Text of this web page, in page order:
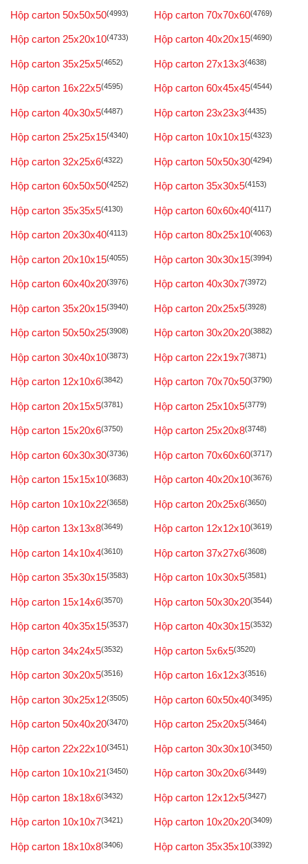
Hộp carton 50x50x50(4993) Hộp carton 70x70x60(4769)
Hộp carton 25x20x10(4733) Hộp carton 40x20x15(4690)
Hộp carton 35x25x5(4652) Hộp carton 27x13x3(4638)
Hộp carton 16x22x5(4595) Hộp carton 60x45x45(4544)
Hộp carton 40x30x5(4487) Hộp carton 23x23x3(4435)
Hộp carton 25x25x15(4340) Hộp carton 10x10x15(4323)
Hộp carton 32x25x6(4322) Hộp carton 50x50x30(4294)
Hộp carton 60x50x50(4252) Hộp carton 35x30x5(4153)
Hộp carton 35x35x5(4130) Hộp carton 60x60x40(4117)
Hộp carton 20x30x40(4113) Hộp carton 80x25x10(4063)
Hộp carton 20x10x15(4055) Hộp carton 30x30x15(3994)
Hộp carton 60x40x20(3976) Hộp carton 40x30x7(3972)
Hộp carton 35x20x15(3940) Hộp carton 20x25x5(3928)
Hộp carton 50x50x25(3908) Hộp carton 30x20x20(3882)
Hộp carton 30x40x10(3873) Hộp carton 22x19x7(3871)
Hộp carton 12x10x6(3842) Hộp carton 70x70x50(3790)
Hộp carton 20x15x5(3781) Hộp carton 25x10x5(3779)
Hộp carton 15x20x6(3750) Hộp carton 25x20x8(3748)
Hộp carton 60x30x30(3736) Hộp carton 70x60x60(3717)
Hộp carton 15x15x10(3683) Hộp carton 40x20x10(3676)
Hộp carton 10x10x22(3658) Hộp carton 20x25x6(3650)
Hộp carton 13x13x8(3649) Hộp carton 12x12x10(3619)
Hộp carton 14x10x4(3610) Hộp carton 37x27x6(3608)
Hộp carton 35x30x15(3583) Hộp carton 10x30x5(3581)
Hộp carton 15x14x6(3570) Hộp carton 50x30x20(3544)
Hộp carton 40x35x15(3537) Hộp carton 40x30x15(3532)
Hộp carton 34x24x5(3532) Hộp carton 5x6x5(3520)
Hộp carton 30x20x5(3516) Hộp carton 16x12x3(3516)
Hộp carton 30x25x12(3505) Hộp carton 60x50x40(3495)
Hộp carton 50x40x20(3470) Hộp carton 25x20x5(3464)
Hộp carton 22x22x10(3451) Hộp carton 30x30x10(3450)
Hộp carton 10x10x21(3450) Hộp carton 30x20x6(3449)
Hộp carton 18x18x6(3432) Hộp carton 12x12x5(3427)
Hộp carton 10x10x7(3421) Hộp carton 10x20x20(3409)
Hộp carton 18x10x8(3406) Hộp carton 35x35x10(3392)